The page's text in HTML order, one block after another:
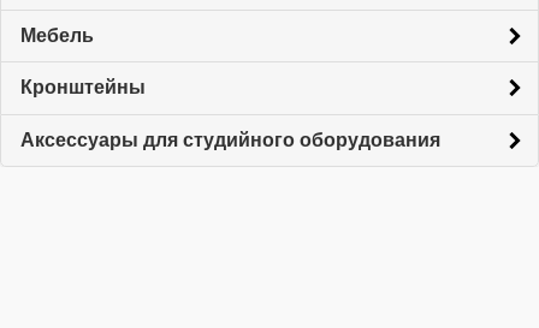
Мебель
Кронштейны
Аксессуары для студийного оборудования